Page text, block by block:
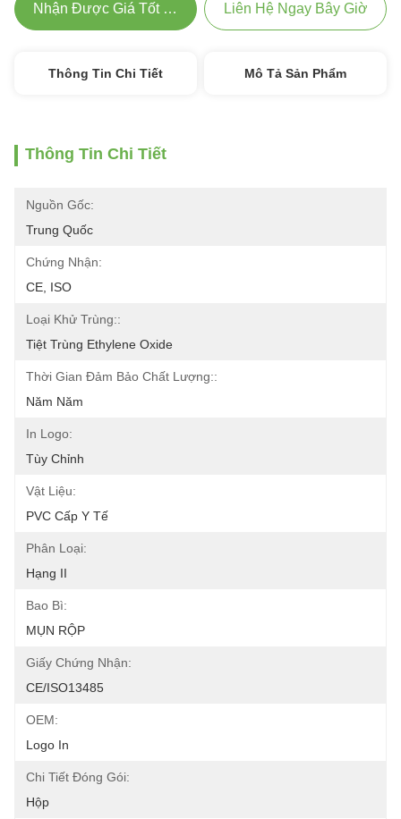
Nhận Được Giá Tốt Nhất Liên Hệ Ngay Bây Giờ
Thông Tin Chi Tiết Mô Tả Sản Phẩm
Thông Tin Chi Tiết
Nguồn Gốc:
Trung Quốc
Chứng Nhận:
CE, ISO
Loại Khử Trùng::
Tiệt Trùng Ethylene Oxide
Thời Gian Đảm Bảo Chất Lượng::
Năm Năm
In Logo:
Tùy Chỉnh
Vật Liệu:
PVC Cấp Y Tế
Phân Loại:
Hạng II
Bao Bì:
MỤN RỘP
Giấy Chứng Nhận:
CE/ISO13485
OEM:
Logo In
Chi Tiết Đóng Gói:
Hộp